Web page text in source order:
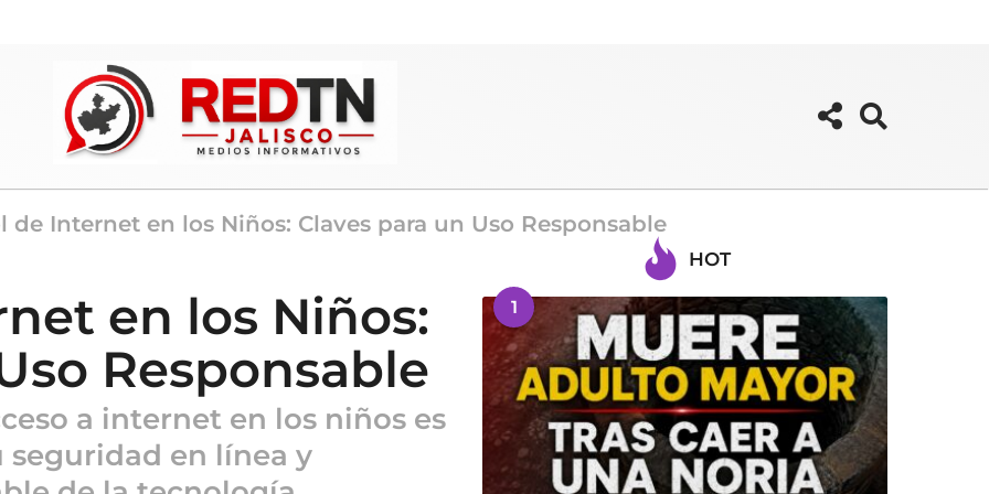
de Internet en los Niños: Claves para un Uso Responsable
en los Niños:
Responsable
a internet en los niños es
seguridad en línea y
HOT
1